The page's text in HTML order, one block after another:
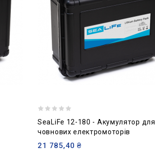
SeaLiFe 12-180 - Акумулятор для
човнових електромоторів
21 785,40 ₴